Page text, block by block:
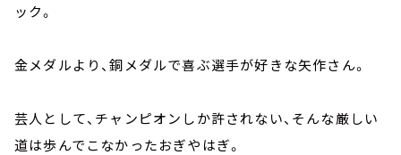
ック。
金メダルより、銅メダルで喜ぶ選手が好きな矢作さん。
芸人として、チャンピオンしか許されない、そんな厳しい
道は歩んでこなかったおぎやはぎ。